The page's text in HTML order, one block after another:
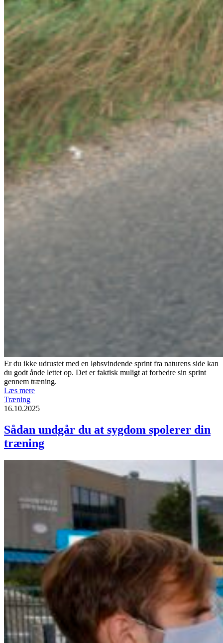
Er du ikke udrustet med en løbsvindende sprint fra naturens side kan
du godt ånde lettet op. Det er faktisk muligt at forbedre sin sprint
gennem træning.
Læs mere
Træning
16.10.2025
Sådan undgår du at sygdom spolerer din
træning